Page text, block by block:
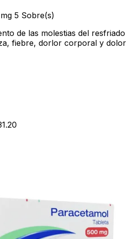
5 Sobre(s)
de las molestias del resfriado
fiebre, dorlor corporal y dolor